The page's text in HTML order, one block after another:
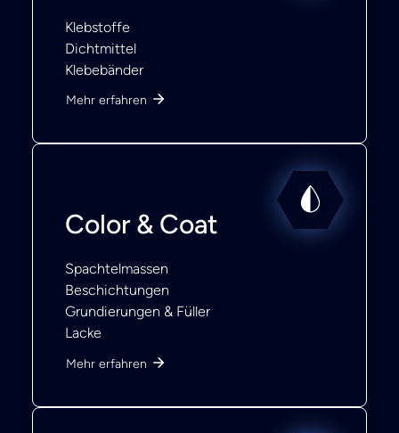
Klebstoffe
Dichtmittel
Klebebänder
Mehr erfahren
Color & Coat
Spachtelmassen
Beschichtungen
Grundierungen & Füller
Lacke
Mehr erfahren